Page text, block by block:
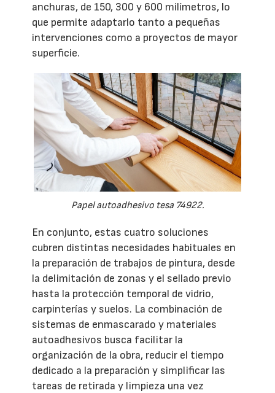
anchuras, de 150, 300 y 600 milímetros, lo
que permite adaptarlo tanto a pequeñas
intervenciones como a proyectos de mayor
superficie.
Papel autoadhesivo tesa 74922.
En conjunto, estas cuatro soluciones
cubren distintas necesidades habituales en
la preparación de trabajos de pintura, desde
la delimitación de zonas y el sellado previo
hasta la protección temporal de vidrio,
carpinterías y suelos. La combinación de
sistemas de enmascarado y materiales
autoadhesivos busca facilitar la
organización de la obra, reducir el tiempo
dedicado a la preparación y simplificar las
tareas de retirada y limpieza una vez